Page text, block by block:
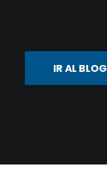
IR AL BLOG